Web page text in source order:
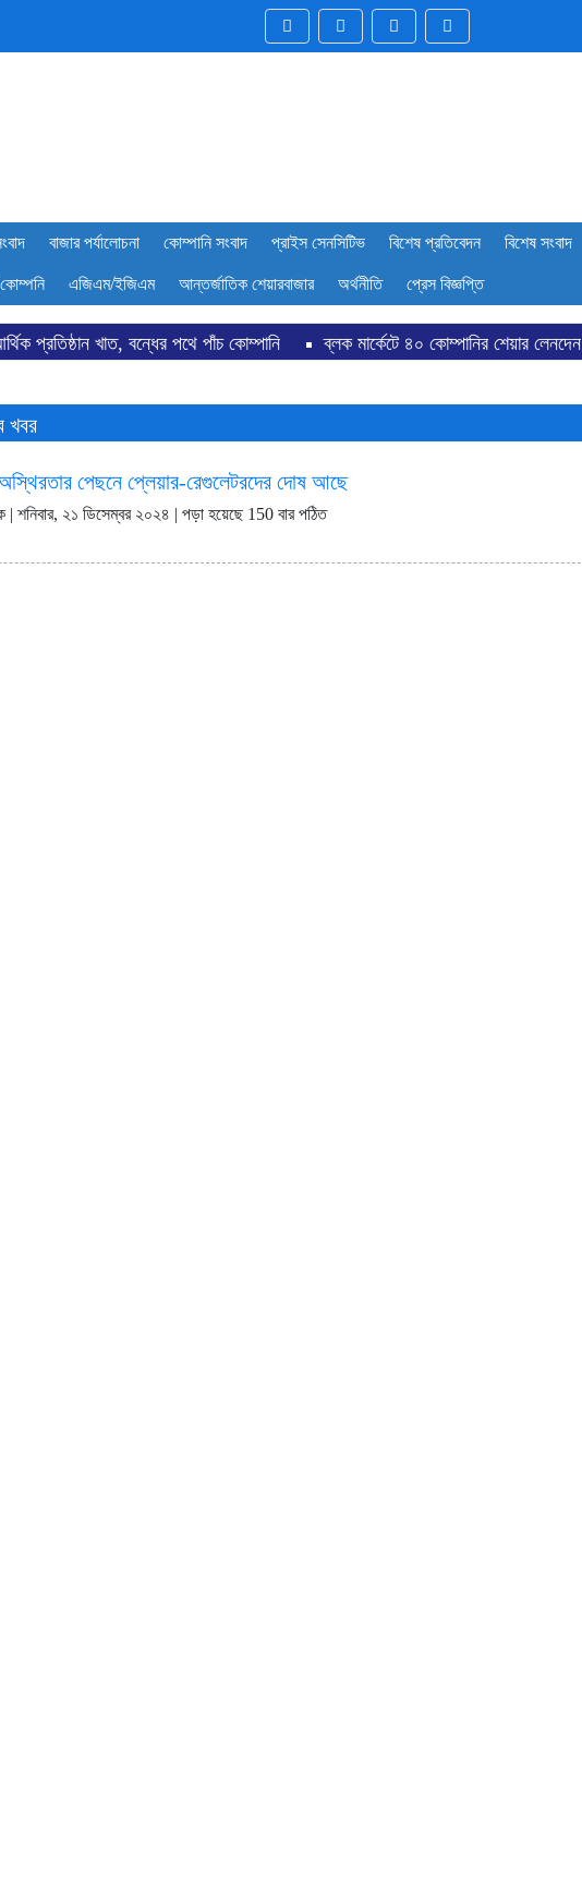
বাজার পর্যালোচনা কোম্পানি সংবাদ প্রাইস সেনসিটিভ বিশেষ প্রতিবেদন বিশেষ সংবাদ
এজিএম/ইজিএম আন্তর্জাতিক শেয়ারবাজার অর্থনীতি প্রেস বিজ্ঞপ্তি
প্রতিষ্ঠান খাত, বন্ধের পথে পাঁচ কোম্পানি
ব্লক মার্কেটে ৪০ কোম্পানির শেয়ার লেনদেন
পাওয়া শীর্ষ ১০ কোম্পানির তালিকা প্রকাশ
কৌশলে নতুন মাইলফলক, পর্তুগালে রেনাটার প্রথম চালান
খবর
অস্থিরতার পেছনে প্লেয়ার-রেগুলেটরদের দোষ আছে
| শনিবার, ২১ ডিসেম্বর ২০২৪ | পড়া হয়েছে 150 বার পঠিত